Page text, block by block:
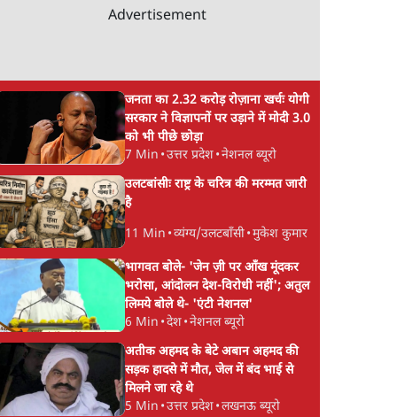
इवेंट
के
SC-ST आरक्षण में क्रीमी
लेयर क्यों नहीं? केंद्र ने सुप्रीम
कोर्ट में बताया कारण
सीजेपी ने अपना 4 सूत्री
एजेंडा जारी किया-
की जवाबदेही
Advertisement
जनता का 2.32 करोड़ रोज़ाना खर्चः योगी
सरकार ने विज्ञापनों पर उड़ाने में मोदी 3.0
को भी पीछे छोड़ा
7 Min •उत्तर प्रदेश•नेशनल ब्यूरो
उलटबांसीः राष्ट्र के चरित्र की मरम्मत जारी
है
11 Min •व्यंग्य/उलटबाँसी•मुकेश कुमार
भागवत बोले- 'जेन ज़ी पर आँख मूंदकर
भरोसा, आंदोलन देश-विरोधी नहीं'; अतुल
लिमये बोले थे- 'एंटी नेशनल'
6 Min •देश•नेशनल ब्यूरो
अतीक अहमद के बेटे अबान अहमद की
सड़क हादसे में मौत, जेल में बंद भाई से
मिलने जा रहे थे
5 Min •उत्तर प्रदेश•लखनऊ ब्यूरो